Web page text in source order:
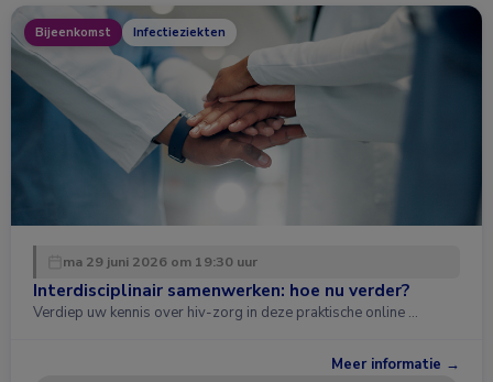
Bijeenkomst Infectieziekten
ma 29 juni 2026 om 19:30 uur
Interdisciplinair samenwerken: hoe nu verder?
Verdiep uw kennis over hiv-zorg in deze praktische online …
Meer informatie →